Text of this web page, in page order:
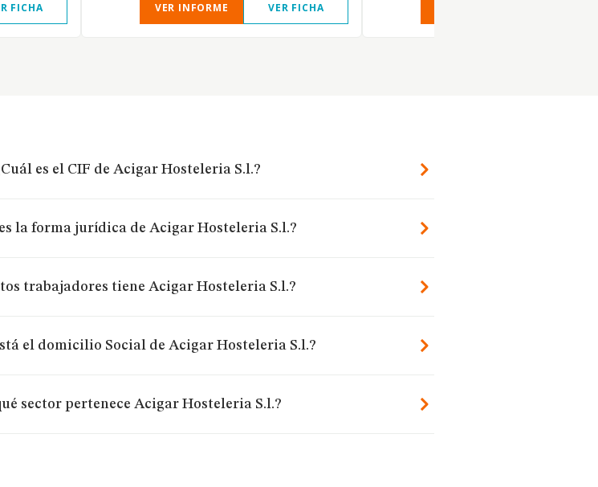
FICHA VER INFORME VER FICHA
es el CIF de Acigar Hosteleria S.l.?
la forma jurídica de Acigar Hosteleria S.l.?
trabajadores tiene Acigar Hosteleria S.l.?
el domicilio Social de Acigar Hosteleria S.l.?
sector pertenece Acigar Hosteleria S.l.?